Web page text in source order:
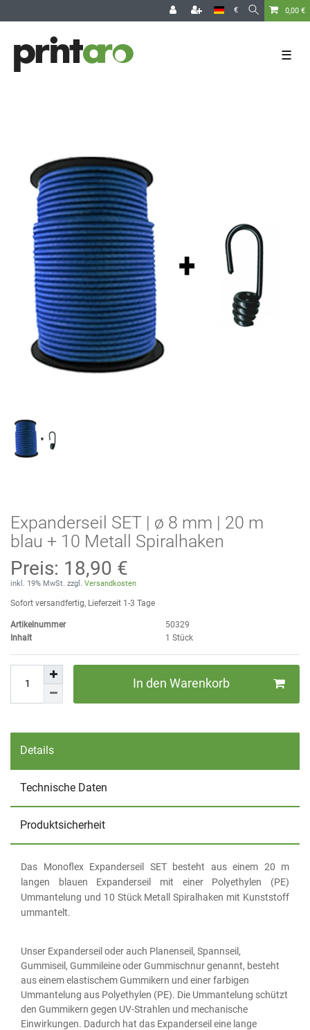
€ 0,00 €
☰
Expanderseil SET | ø 8 mm | 20 m
blau + 10 Metall Spiralhaken
Preis: 18,90 €
inkl. 19% MwSt. zzgl. Versandkosten
Sofort versandfertig, Lieferzeit 1-3 Tage
Artikelnummer
50329
Inhalt
1 Stück
In den Warenkorb
Details
Technische Daten
Produktsicherheit
Das Monoflex Expanderseil SET besteht aus einem 20 m
langen blauen Expanderseil mit einer Polyethylen (PE)
Ummantelung und 10 Stück Metall Spiralhaken mit Kunststoff
ummantelt.
Unser Expanderseil oder auch Planenseil, Spannseil,
Gummiseil, Gummileine oder Gummischnur genannt, besteht
aus einem elastischem Gummikern und einer farbigen
Ummantelung aus Polyethylen (PE). Die Ummantelung schützt
den Gummikern gegen UV-Strahlen und mechanische
Einwirkungen. Dadurch hat das Expanderseil eine lange